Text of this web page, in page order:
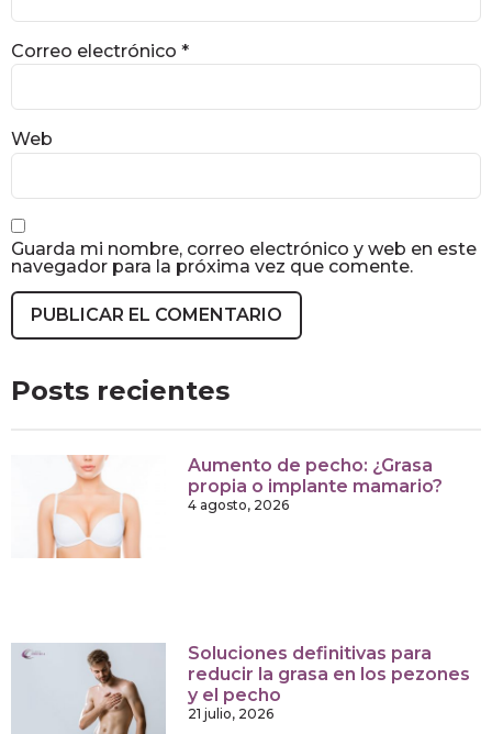
Correo electrónico *
Web
Guarda mi nombre, correo electrónico y web en este
navegador para la próxima vez que comente.
Posts recientes
Aumento de pecho: ¿Grasa
propia o implante mamario?
4 agosto, 2026
Soluciones definitivas para
reducir la grasa en los pezones
y el pecho
21 julio, 2026